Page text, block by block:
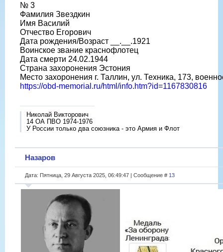
№ 3
Фамилия Звездкин
Имя Василий
Отчество Егорович
Дата рождения/Возраст __.__.1921
Воинское звание краснофлотец
Дата смерти 24.02.1944
Страна захоронения Эстония
Место захоронения г. Таллин, ул. Техника, 173,
https://obd-memorial.ru/html/info.htm?id=1167830816
Николай Викторович
14 ОА ПВО 1974-1976
У России только два союзника - это Армия и Флот
Назаров
Дата: Пятница, 29 Августа 2025, 06:49:47 | Сообщение # 13